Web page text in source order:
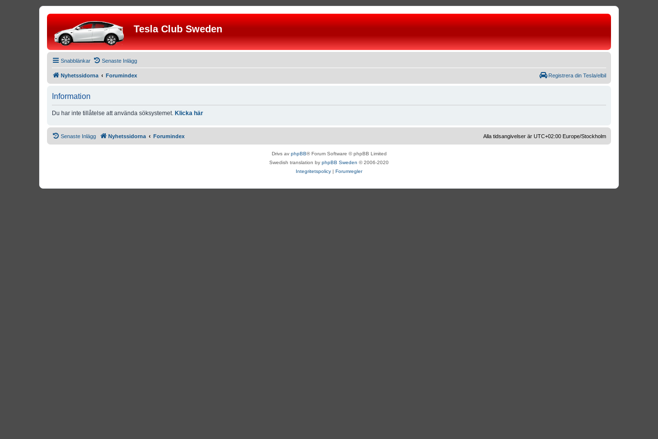
Tesla Club Sweden
Snabblänkar Senaste Inlägg
Nyhetssidorna Forumindex Registrera din Tesla/elbil
Information
Du har inte tillåtelse att använda söksystemet. Klicka här
Senaste Inlägg Nyhetssidorna Forumindex Alla tidsangivelser är UTC+02:00 Europe/Stockholm
Drivs av phpBB® Forum Software © phpBB Limited
Swedish translation by phpBB Sweden © 2006-2020
Integritetspolicy | Forumregler